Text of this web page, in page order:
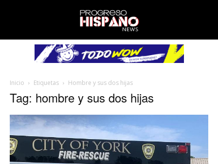
Inicio Etiquetas Hombre y sus dos hijas
Tag: hombre y sus dos hijas